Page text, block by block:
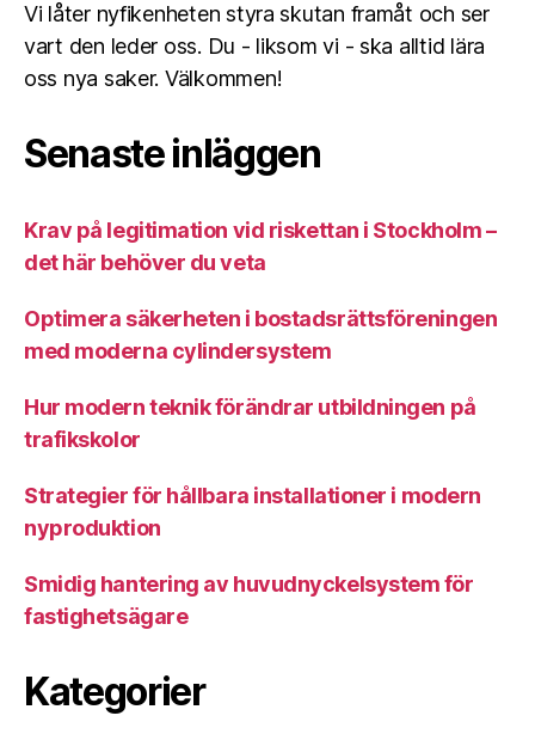
Vi låter nyfikenheten styra skutan framåt och ser
vart den leder oss. Du - liksom vi - ska alltid lära
oss nya saker. Välkommen!
Senaste inläggen
Krav på legitimation vid riskettan i Stockholm –
det här behöver du veta
Optimera säkerheten i bostadsrättsföreningen
med moderna cylindersystem
Hur modern teknik förändrar utbildningen på
trafikskolor
Strategier för hållbara installationer i modern
nyproduktion
Smidig hantering av huvudnyckelsystem för
fastighetsägare
Kategorier